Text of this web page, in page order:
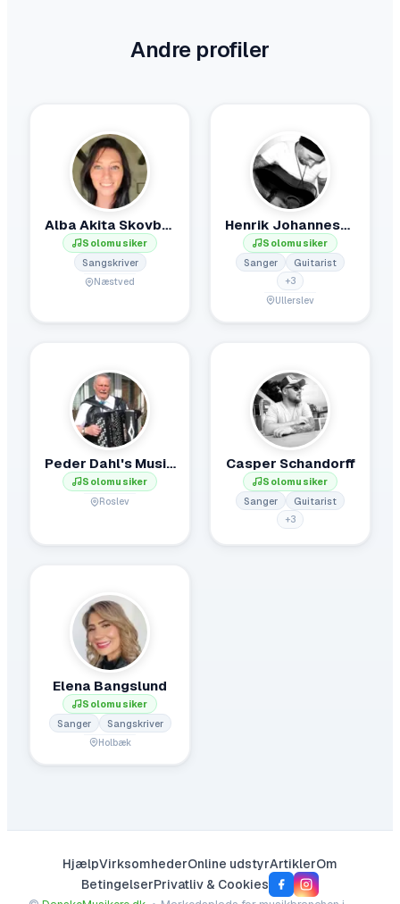
Andre profiler
Alba Akita Skovbølle
Solomusiker
Sangskriver
Næstved
Henrik Johannessen
Solomusiker
Sanger
Guitarist
+3
Ullerslev
Peder Dahl's Musik.
Solomusiker
Roslev
Casper Schandorff
Solomusiker
Sanger
Guitarist
+3
Elena Bangslund
Solomusiker
Sanger
Sangskriver
Holbæk
HjælpVirksomhederOnline udstyrArtiklerOm
BetingelserPrivatliv & Cookies